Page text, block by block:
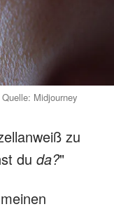
Midjourney
zu
du da?"